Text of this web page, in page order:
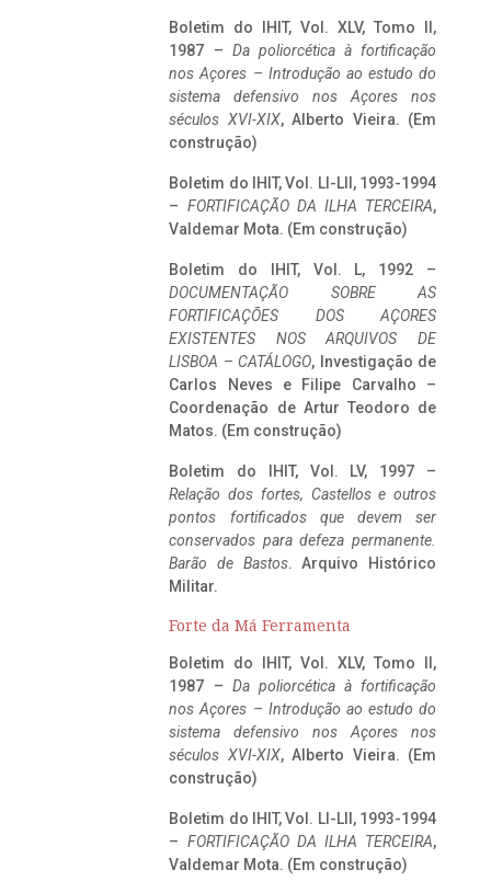
Boletim do IHIT, Vol. XLV, Tomo II,
1987 – Da poliorcética à fortificação
nos Açores – Introdução ao estudo do
sistema defensivo nos Açores nos
séculos XVI-XIX, Alberto Vieira. (Em
construção)
Boletim do IHIT, Vol. LI-LII, 1993-1994
– FORTIFICAÇÃO DA ILHA TERCEIRA,
Valdemar Mota. (Em construção)
Boletim do IHIT, Vol. L, 1992 –
DOCUMENTAÇÃO SOBRE AS
FORTIFICAÇÕES DOS AÇORES
EXISTENTES NOS ARQUIVOS DE
LISBOA – CATÁLOGO, Investigação de
Carlos Neves e Filipe Carvalho –
Coordenação de Artur Teodoro de
Matos. (Em construção)
Boletim do IHIT, Vol. LV, 1997 –
Relação dos fortes, Castellos e outros
pontos fortificados que devem ser
conservados para defeza permanente.
Barão de Bastos. Arquivo Histórico
Militar.
Forte da Má Ferramenta
Boletim do IHIT, Vol. XLV, Tomo II,
1987 – Da poliorcética à fortificação
nos Açores – Introdução ao estudo do
sistema defensivo nos Açores nos
séculos XVI-XIX, Alberto Vieira. (Em
construção)
Boletim do IHIT, Vol. LI-LII, 1993-1994
– FORTIFICAÇÃO DA ILHA TERCEIRA,
Valdemar Mota. (Em construção)